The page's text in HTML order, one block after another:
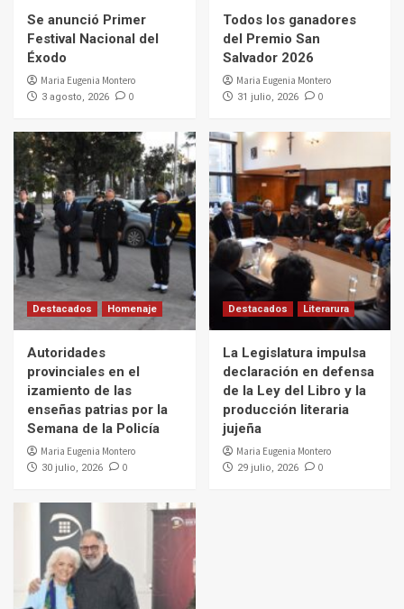
Se anunció Primer
Festival Nacional del
Éxodo
Maria Eugenia Montero
3 agosto, 2026 0
Todos los ganadores
del Premio San
Salvador 2026
Maria Eugenia Montero
31 julio, 2026 0
Destacados Homenaje
Autoridades
provinciales en el
izamiento de las
enseñas patrias por la
Semana de la Policía
Maria Eugenia Montero
30 julio, 2026 0
Destacados Literarura
La Legislatura impulsa
declaración en defensa
de la Ley del Libro y la
producción literaria
jujeña
Maria Eugenia Montero
29 julio, 2026 0